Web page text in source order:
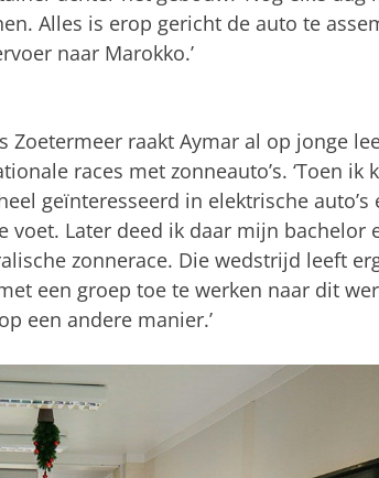
Alles is erop gericht de auto te
naar Marokko.’
Zoetermeer raakt Aymar al op jonge
races met zonneauto’s. ‘Toen ik
geïnteresseerd in elektrische
voet. Later deed ik daar mijn bachelor
zonnerace. Die wedstrijd leeft
een groep toe te werken naar dit
een andere manier.’